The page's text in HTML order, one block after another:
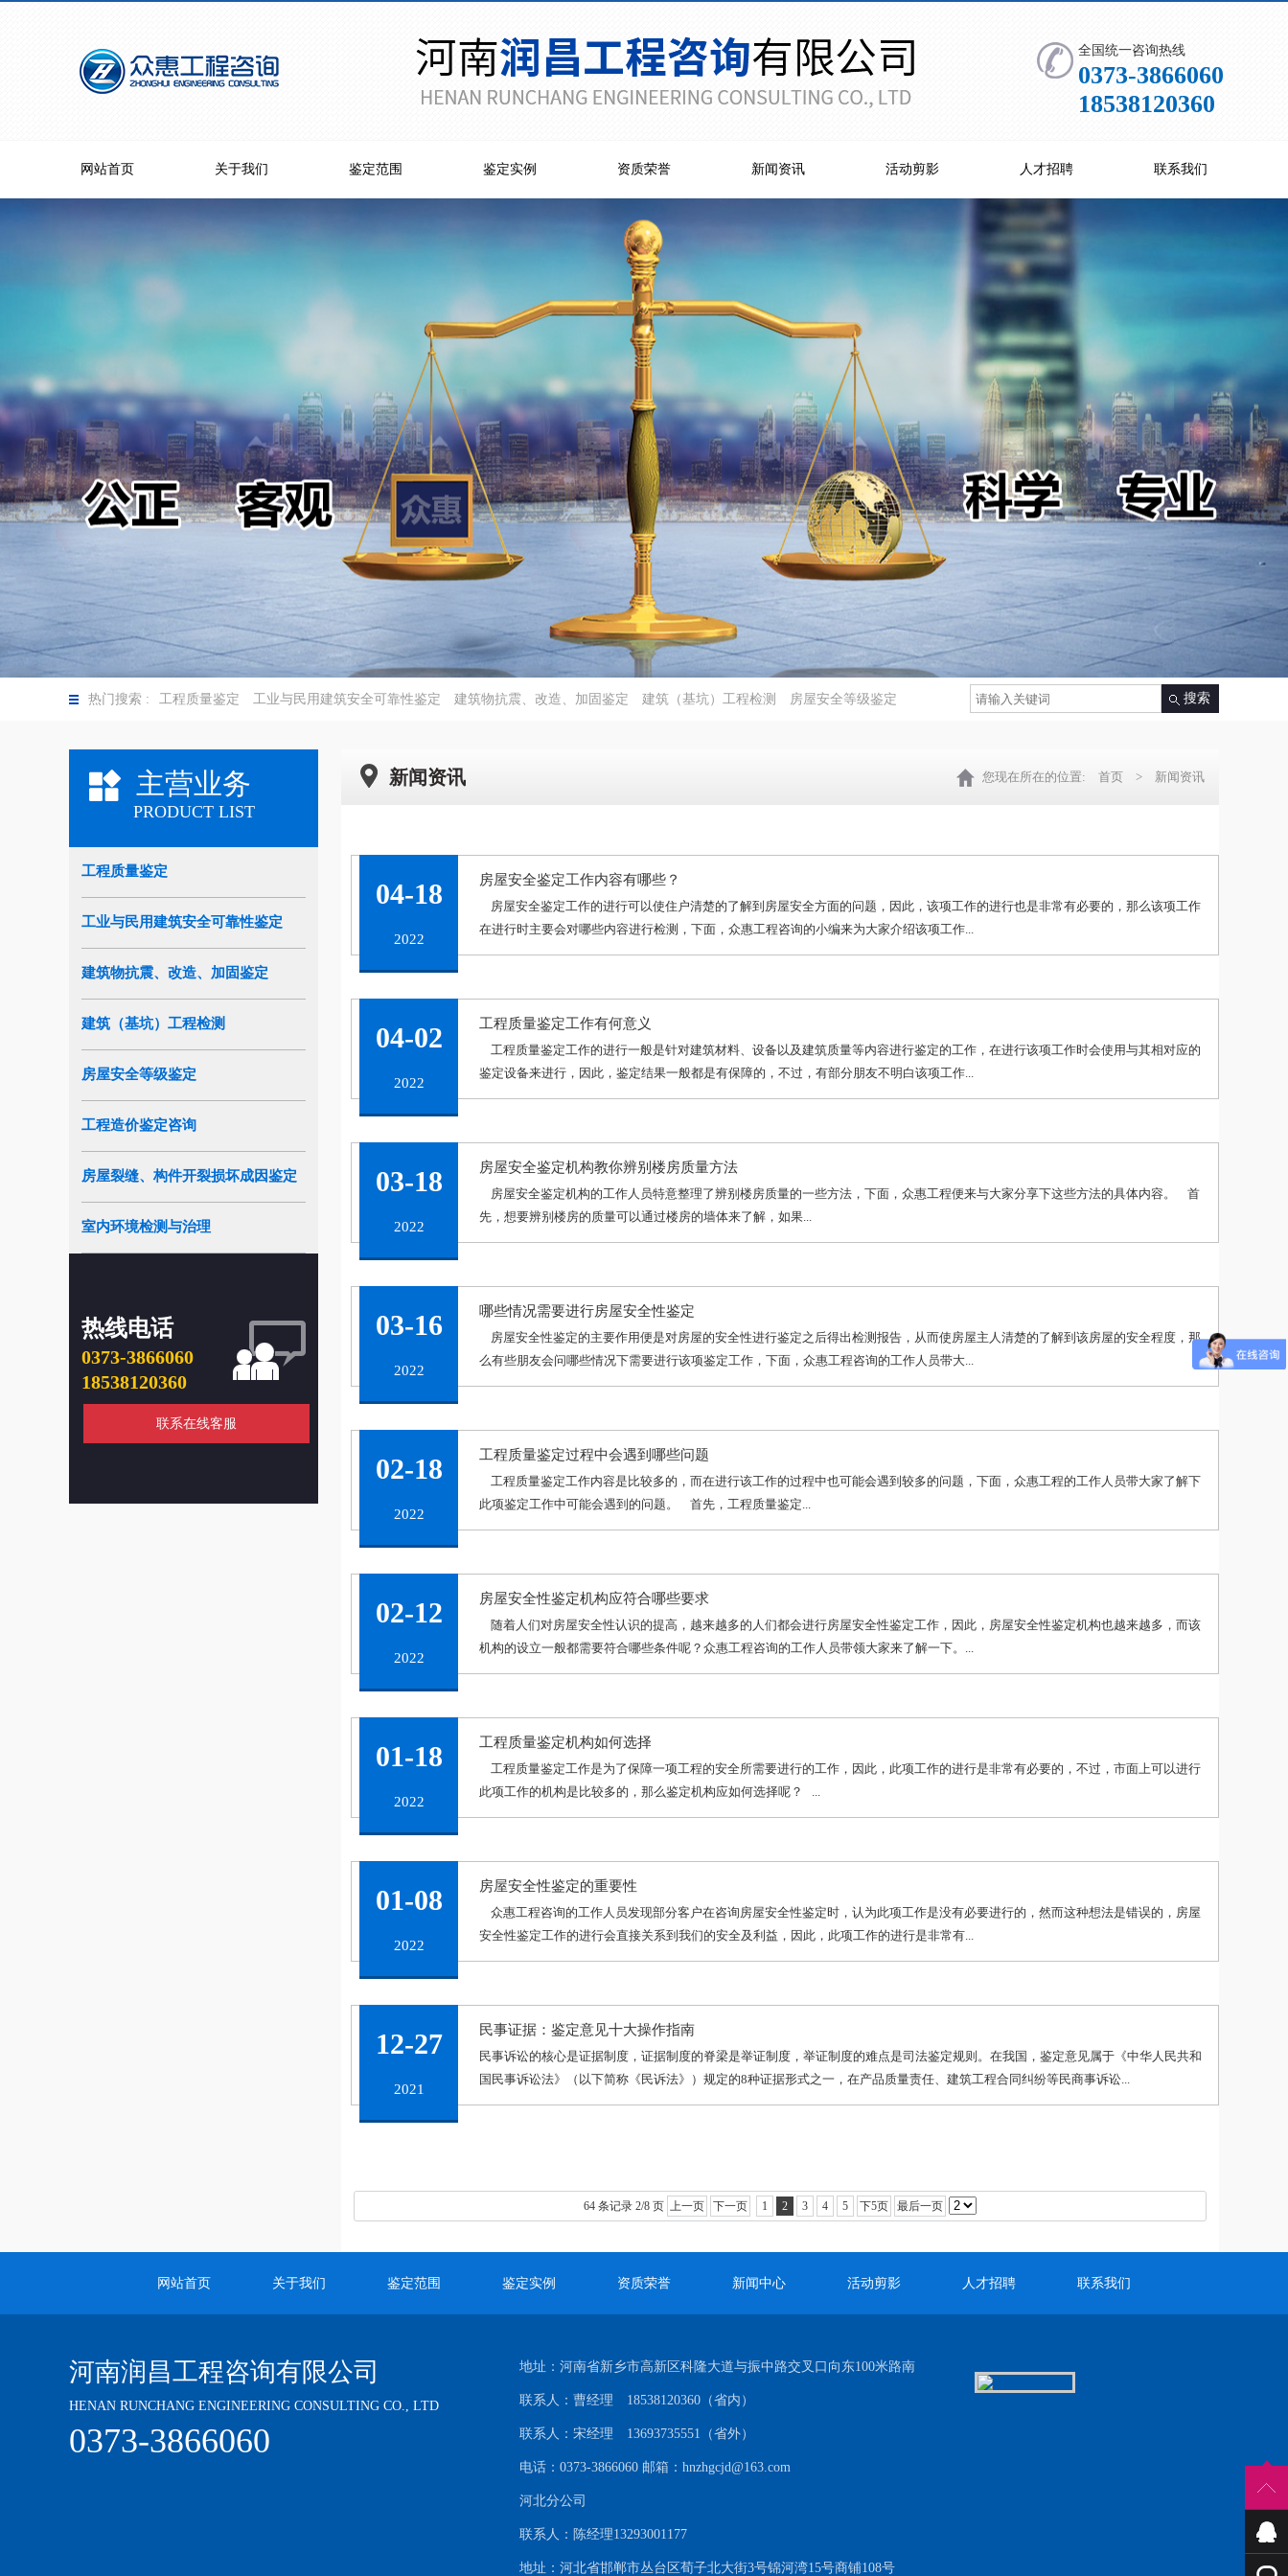
全国统一咨询热线
0373-3866060
18538120360
网站首页 关于我们 鉴定范围 鉴定实例 资质荣誉 新闻资讯 活动剪影 人才招聘 联系我们
热门搜索 : 工程质量鉴定 工业与民用建筑安全可靠性鉴定 建筑物抗震、改造、加固鉴定 建筑（基坑）工程检测 房屋安全等级鉴定
主营业务
PRODUCT LIST
工程质量鉴定
工业与民用建筑安全可靠性鉴定
建筑物抗震、改造、加固鉴定
建筑（基坑）工程检测
房屋安全等级鉴定
工程造价鉴定咨询
房屋裂缝、构件开裂损坏成因鉴定
室内环境检测与治理
热线电话
0373-3866060
18538120360
联系在线客服
新闻资讯 您现在所在的位置: 首页 > 新闻资讯
04-18
2022
房屋安全鉴定工作内容有哪些？
房屋安全鉴定工作的进行可以使住户清楚的了解到房屋安全方面的问题，因此，该项工作的进行也是非常有必要的，那么该项工作
在进行时主要会对哪些内容进行检测，下面，众惠工程咨询的小编来为大家介绍该项工作...
04-02
2022
工程质量鉴定工作有何意义
工程质量鉴定工作的进行一般是针对建筑材料、设备以及建筑质量等内容进行鉴定的工作，在进行该项工作时会使用与其相对应的
鉴定设备来进行，因此，鉴定结果一般都是有保障的，不过，有部分朋友不明白该项工作...
03-18
2022
房屋安全鉴定机构教你辨别楼房质量方法
房屋安全鉴定机构的工作人员特意整理了辨别楼房质量的一些方法，下面，众惠工程便来与大家分享下这些方法的具体内容。 首
先，想要辨别楼房的质量可以通过楼房的墙体来了解，如果...
03-16
2022
哪些情况需要进行房屋安全性鉴定
房屋安全性鉴定的主要作用便是对房屋的安全性进行鉴定之后得出检测报告，从而使房屋主人清楚的了解到该房屋的安全程度，那
么有些朋友会问哪些情况下需要进行该项鉴定工作，下面，众惠工程咨询的工作人员带大...
02-18
2022
工程质量鉴定过程中会遇到哪些问题
工程质量鉴定工作内容是比较多的，而在进行该工作的过程中也可能会遇到较多的问题，下面，众惠工程的工作人员带大家了解下
此项鉴定工作中可能会遇到的问题。 首先，工程质量鉴定...
02-12
2022
房屋安全性鉴定机构应符合哪些要求
随着人们对房屋安全性认识的提高，越来越多的人们都会进行房屋安全性鉴定工作，因此，房屋安全性鉴定机构也越来越多，而该
机构的设立一般都需要符合哪些条件呢？众惠工程咨询的工作人员带领大家来了解一下。...
01-18
2022
工程质量鉴定机构如何选择
工程质量鉴定工作是为了保障一项工程的安全所需要进行的工作，因此，此项工作的进行是非常有必要的，不过，市面上可以进行
此项工作的机构是比较多的，那么鉴定机构应如何选择呢？ ...
01-08
2022
房屋安全性鉴定的重要性
众惠工程咨询的工作人员发现部分客户在咨询房屋安全性鉴定时，认为此项工作是没有必要进行的，然而这种想法是错误的，房屋
安全性鉴定工作的进行会直接关系到我们的安全及利益，因此，此项工作的进行是非常有...
12-27
2021
民事证据：鉴定意见十大操作指南
民事诉讼的核心是证据制度，证据制度的脊梁是举证制度，举证制度的难点是司法鉴定规则。在我国，鉴定意见属于《中华人民共和
国民事诉讼法》（以下简称《民诉法》）规定的8种证据形式之一，在产品质量责任、建筑工程合同纠纷等民商事诉讼...
64 条记录 2/8 页 上一页 下一页 1 2 3 4 5 下5页 最后一页
网站首页 关于我们 鉴定范围 鉴定实例 资质荣誉 新闻中心 活动剪影 人才招聘 联系我们
河南润昌工程咨询有限公司
HENAN RUNCHANG ENGINEERING CONSULTING CO., LTD
0373-3866060
地址：河南省新乡市高新区科隆大道与振中路交叉口向东100米路南
联系人：曹经理 18538120360（省内）
联系人：宋经理 13693735551（省外）
电话：0373-3866060 邮箱：hnzhgcjd@163.com
河北分公司
联系人：陈经理13293001177
地址：河北省邯郸市丛台区荀子北大街3号锦河湾15号商铺108号